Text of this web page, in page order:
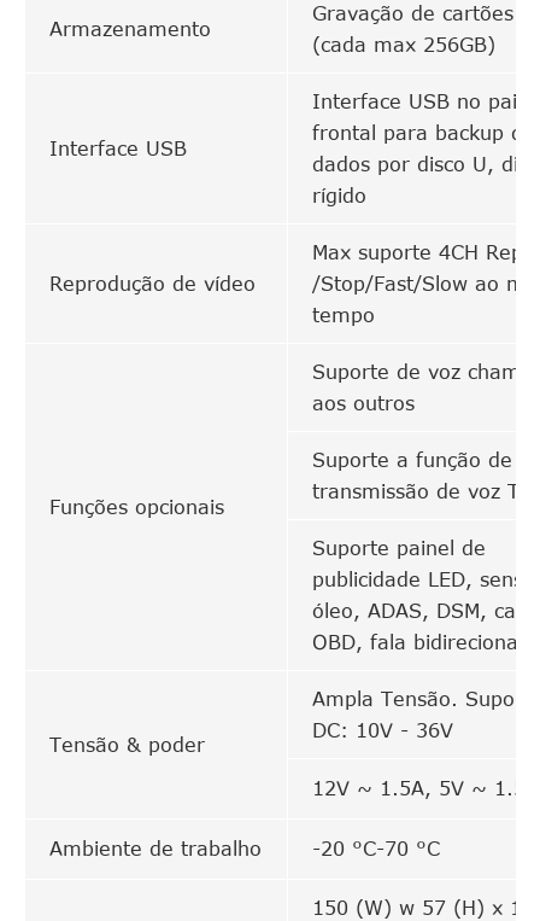
Armazenamento
Gravação de cartões
(cada max 256GB)
Interface USB
Interface USB no
frontal para backup de
dados por disco U,
rígido
Reprodução de vídeo
Max suporte 4CH
/Stop/Fast/Slow ao
tempo
Funções opcionais
Suporte de voz
aos outros
Suporte a função de
transmissão de voz
Suporte painel de
publicidade LED,
óleo, ADAS, DSM,
OBD, fala bidirecional,
Tensão & poder
Ampla Tensão.
DC: 10V - 36V
12V ~ 1.5A, 5V ~ 1.5A
Ambiente de trabalho -20 °C-70 °C
150 (W) w 57 (H) x